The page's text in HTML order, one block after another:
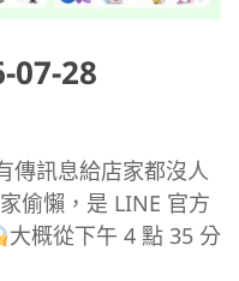
07-28
傳訊息給店家都沒人
偷懶，是 LINE 官方
大概從下午 4 點 35 分